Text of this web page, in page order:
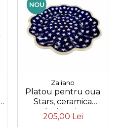
NOU
Zaliano
Platou pentru oua
Stars, ceramica
smaltuita, pictata
manual, 24,0 cm
205,00 Lei